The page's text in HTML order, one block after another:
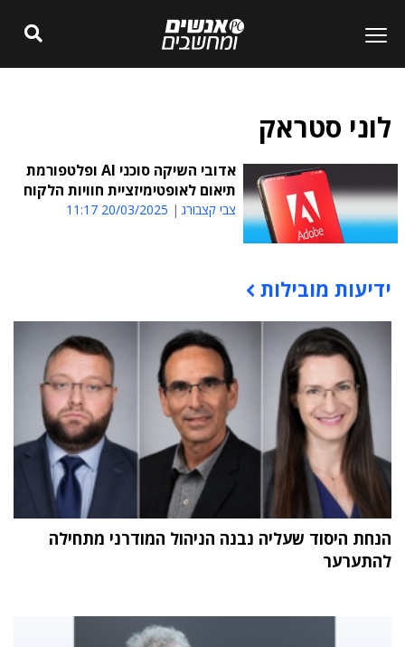
לוני סטראק
אדובי השיקה סוכני AI ופלטפורמת
תיאום לאופטימיזציית חוויות הלקוח
צבי קצבורג 20/03/2025 11:17
תוכן פרסומי
ידיעות מובילות
הנחת היסוד שעליה נבנה הניהול המודרני מתחילה
להתערער